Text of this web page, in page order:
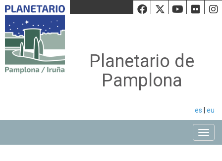
Facebook
Twiiter
Planetario de
Pamplona
es eu